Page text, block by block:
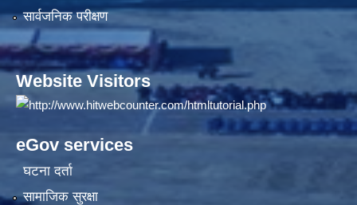
सार्वजनिक परीक्षण
Website Visitors
eGov services
घटना दर्ता
सामाजिक सुरक्षा